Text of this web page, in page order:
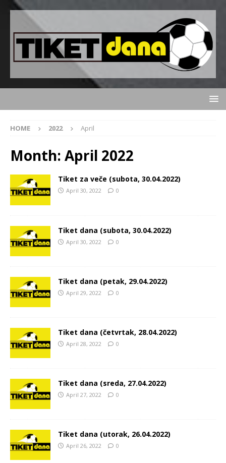
HOME 2022 April
Month: April 2022
Tiket za veče (subota, 30.04.2022)
April 30, 2022 0
Tiket dana (subota, 30.04.2022)
April 30, 2022 0
Tiket dana (petak, 29.04.2022)
April 29, 2022 0
Tiket dana (četvrtak, 28.04.2022)
April 28, 2022 0
Tiket dana (sreda, 27.04.2022)
April 27, 2022 0
Tiket dana (utorak, 26.04.2022)
April 26, 2022 0